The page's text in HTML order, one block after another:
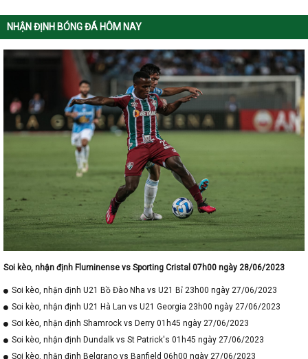
NHẬN ĐỊNH BÓNG ĐÁ HÔM NAY
Soi kèo, nhận định Fluminense vs Sporting Cristal 07h00 ngày 28/06/2023
Soi kèo, nhận định U21 Bồ Đào Nha vs U21 Bỉ 23h00 ngày 27/06/2023
Soi kèo, nhận định U21 Hà Lan vs U21 Georgia 23h00 ngày 27/06/2023
Soi kèo, nhận định Shamrock vs Derry 01h45 ngày 27/06/2023
Soi kèo, nhận định Dundalk vs St Patrick's 01h45 ngày 27/06/2023
Soi kèo, nhận định Belgrano vs Banfield 06h00 ngày 27/06/2023